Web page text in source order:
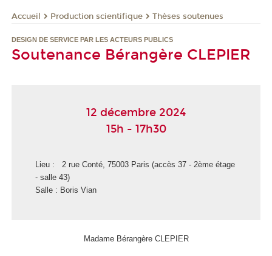
Accueil Production scientifique Thèses soutenues
DESIGN DE SERVICE PAR LES ACTEURS PUBLICS
Soutenance Bérangère CLEPIER
12 décembre 2024
15h - 17h30
Lieu : 2 rue Conté, 75003 Paris (accès 37 - 2ème étage
- salle 43)
Salle : Boris Vian
Madame Bérangère CLEPIER